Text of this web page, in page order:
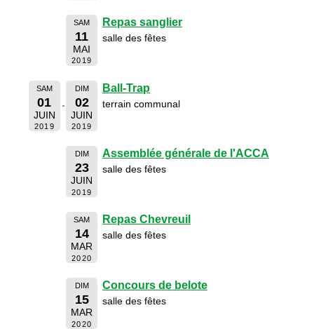
SAM
11
MAI
2019
Repas sanglier
salle des fêtes
SAM
01
JUIN
2019
DIM
02
JUIN
2019
Ball-Trap
terrain communal
DIM
23
JUIN
2019
Assemblée générale de l'ACCA
salle des fêtes
SAM
14
MAR
2020
Repas Chevreuil
salle des fêtes
DIM
15
MAR
2020
Concours de belote
salle des fêtes